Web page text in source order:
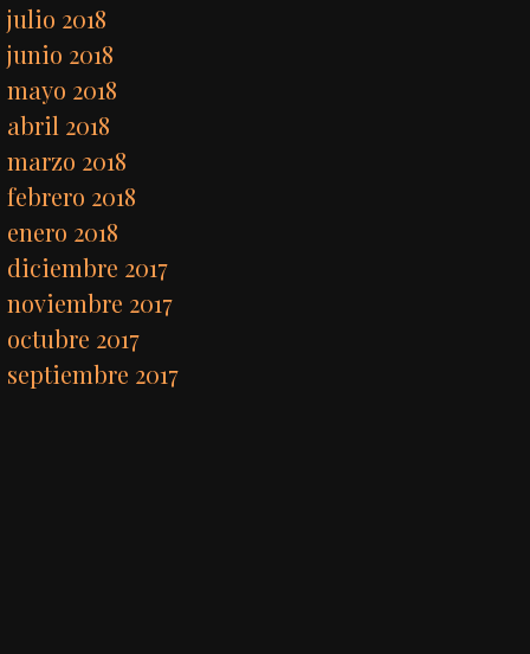
julio 2018
junio 2018
mayo 2018
abril 2018
marzo 2018
febrero 2018
enero 2018
diciembre 2017
noviembre 2017
octubre 2017
septiembre 2017